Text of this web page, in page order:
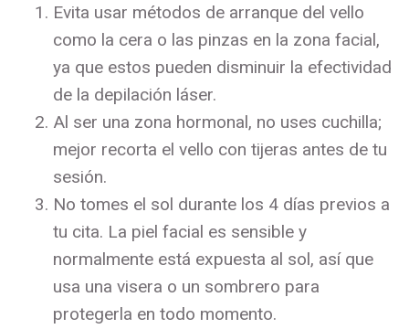
Evita usar métodos de arranque del vello
como la cera o las pinzas en la zona facial,
ya que estos pueden disminuir la efectividad
de la depilación láser.
Al ser una zona hormonal, no uses cuchilla;
mejor recorta el vello con tijeras antes de tu
sesión.
No tomes el sol durante los 4 días previos a
tu cita. La piel facial es sensible y
normalmente está expuesta al sol, así que
usa una visera o un sombrero para
protegerla en todo momento.